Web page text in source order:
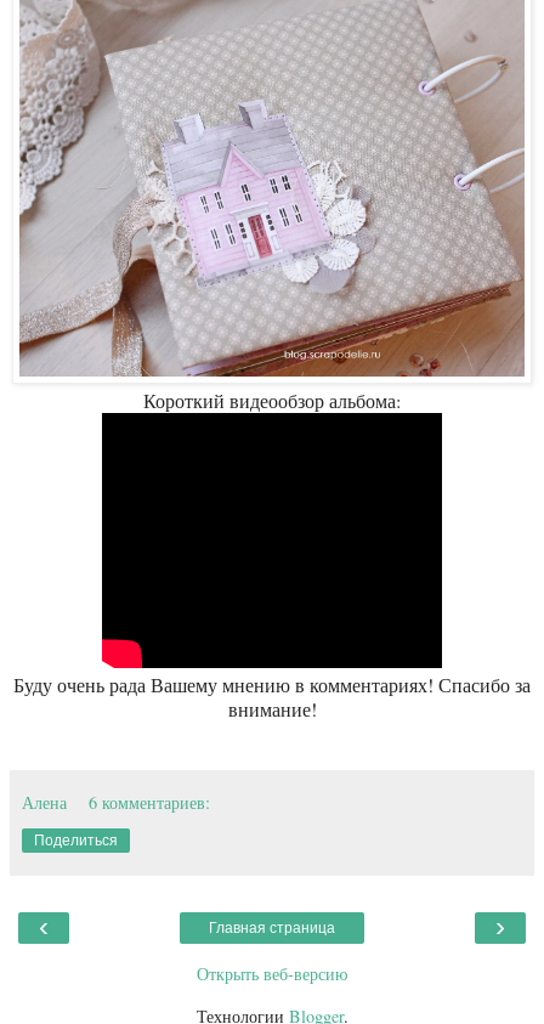
Короткий видеообзор альбома:
Буду очень рада Вашему мнению в комментариях! Спасибо за
внимание!
Алена 6 комментариев:
Поделиться
‹ ›
Главная страница
Открыть веб-версию
Технологии Blogger.